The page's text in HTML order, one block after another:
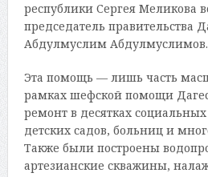
республики Сергея Меликова
председатель правительства
Абдулмуслим Абдулмуслимов.
Эта помощь — лишь часть
рамках шефской помощи
ремонт в десятках
детских садов, больниц и
Также были построены
артезианские скважины,